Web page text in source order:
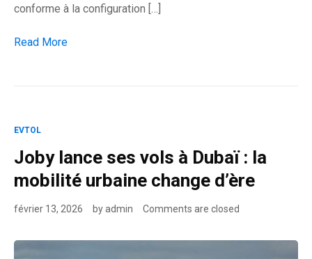
conforme à la configuration […]
Joby accélère vers les taxis aériens avec deux vols décisifs
Read More
EVTOL
Joby lance ses vols à Dubaï : la
mobilité urbaine change d’ère
février 13, 2026 byadmin Comments are closed